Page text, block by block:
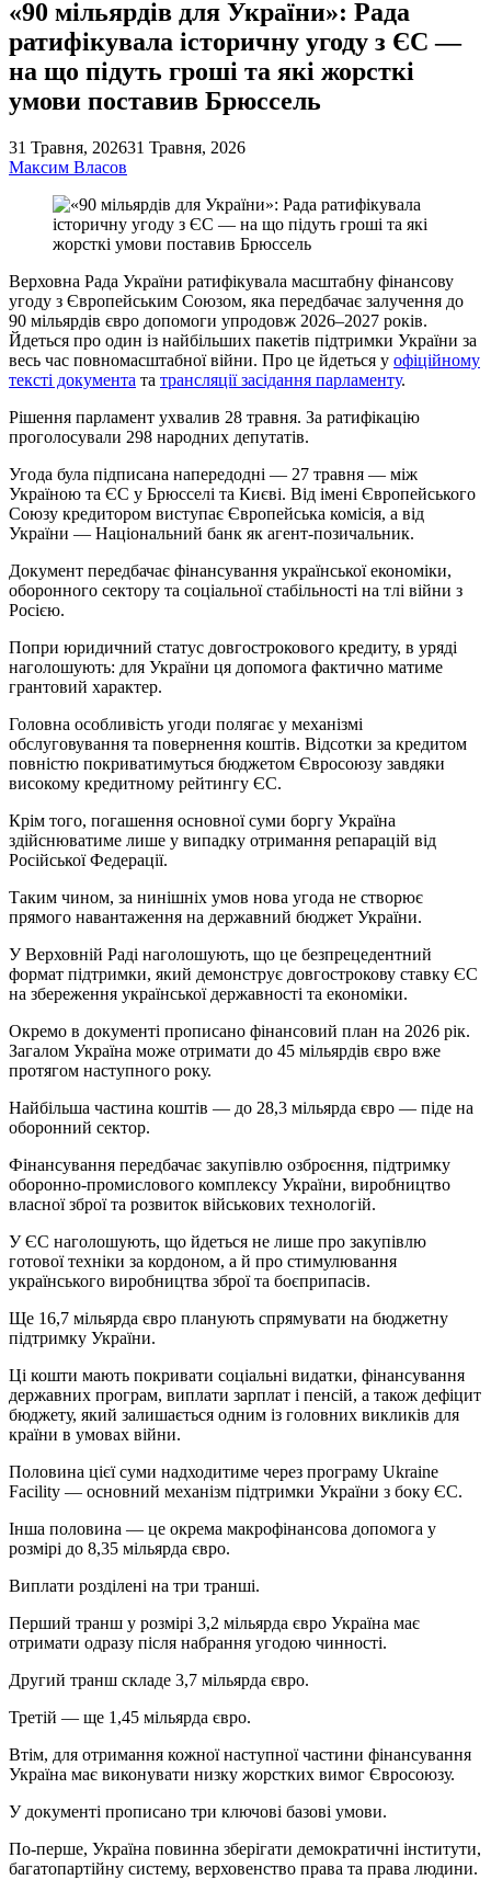
«90 мільярдів для України»: Рада
ратифікувала історичну угоду з ЄС —
на що підуть гроші та які жорсткі
умови поставив Брюссель
31 Травня, 202631 Травня, 2026
Максим Власов
Верховна Рада України ратифікувала масштабну фінансову
угоду з Європейським Союзом, яка передбачає залучення до
90 мільярдів євро допомоги упродовж 2026–2027 років.
Йдеться про один із найбільших пакетів підтримки України за
весь час повномасштабної війни. Про це йдеться у офіційному
тексті документа та трансляції засідання парламенту.
Рішення парламент ухвалив 28 травня. За ратифікацію
проголосували 298 народних депутатів.
Угода була підписана напередодні — 27 травня — між
Україною та ЄС у Брюсселі та Києві. Від імені Європейського
Союзу кредитором виступає Європейська комісія, а від
України — Національний банк як агент-позичальник.
Документ передбачає фінансування української економіки,
оборонного сектору та соціальної стабільності на тлі війни з
Росією.
Попри юридичний статус довгострокового кредиту, в уряді
наголошують: для України ця допомога фактично матиме
грантовий характер.
Головна особливість угоди полягає у механізмі
обслуговування та повернення коштів. Відсотки за кредитом
повністю покриватимуться бюджетом Євросоюзу завдяки
високому кредитному рейтингу ЄС.
Крім того, погашення основної суми боргу Україна
здійснюватиме лише у випадку отримання репарацій від
Російської Федерації.
Таким чином, за нинішніх умов нова угода не створює
прямого навантаження на державний бюджет України.
У Верховній Раді наголошують, що це безпрецедентний
формат підтримки, який демонструє довгострокову ставку ЄС
на збереження української державності та економіки.
Окремо в документі прописано фінансовий план на 2026 рік.
Загалом Україна може отримати до 45 мільярдів євро вже
протягом наступного року.
Найбільша частина коштів — до 28,3 мільярда євро — піде на
оборонний сектор.
Фінансування передбачає закупівлю озброєння, підтримку
оборонно-промислового комплексу України, виробництво
власної зброї та розвиток військових технологій.
У ЄС наголошують, що йдеться не лише про закупівлю
готової техніки за кордоном, а й про стимулювання
українського виробництва зброї та боєприпасів.
Ще 16,7 мільярда євро планують спрямувати на бюджетну
підтримку України.
Ці кошти мають покривати соціальні видатки, фінансування
державних програм, виплати зарплат і пенсій, а також дефіцит
бюджету, який залишається одним із головних викликів для
країни в умовах війни.
Половина цієї суми надходитиме через програму Ukraine
Facility — основний механізм підтримки України з боку ЄС.
Інша половина — це окрема макрофінансова допомога у
розмірі до 8,35 мільярда євро.
Виплати розділені на три транші.
Перший транш у розмірі 3,2 мільярда євро Україна має
отримати одразу після набрання угодою чинності.
Другий транш складе 3,7 мільярда євро.
Третій — ще 1,45 мільярда євро.
Втім, для отримання кожної наступної частини фінансування
Україна має виконувати низку жорстких вимог Євросоюзу.
У документі прописано три ключові базові умови.
По-перше, Україна повинна зберігати демократичні інститути,
багатопартійну систему, верховенство права та права людини.